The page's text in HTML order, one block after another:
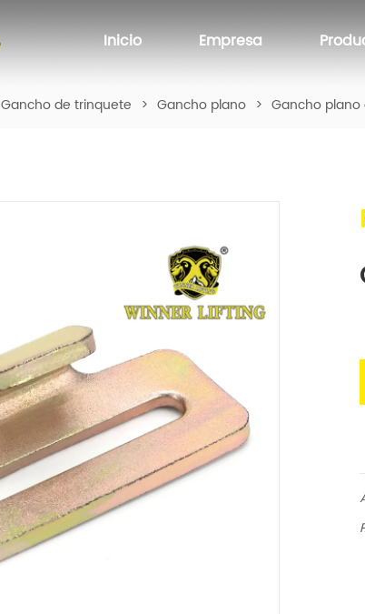
Inicio Empresa
Gancho de trinquete > Gancho plano > Gancho